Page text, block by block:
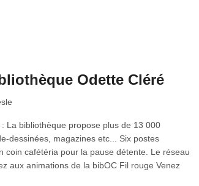
Odette Cléré
La bibliothèque propose plus de 13 000
dessinées, magazines etc... Six postes
coin cafétéria pour la pause détente. Le réseau
aux animations de la bibOC Fil rouge Venez